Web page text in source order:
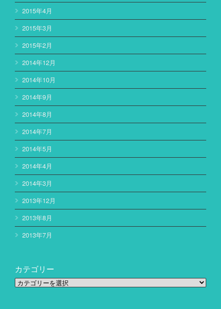
2015年4月
2015年3月
2015年2月
2014年12月
2014年10月
2014年9月
2014年8月
2014年7月
2014年5月
2014年4月
2014年3月
2013年12月
2013年8月
2013年7月
カテゴリー
カ